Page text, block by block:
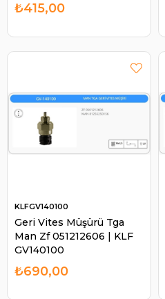
₺415,00
Geri Vites Müşürü Tga
Man Zf 051212606 | KLF
GV140100
KLFGV140100
₺690,00